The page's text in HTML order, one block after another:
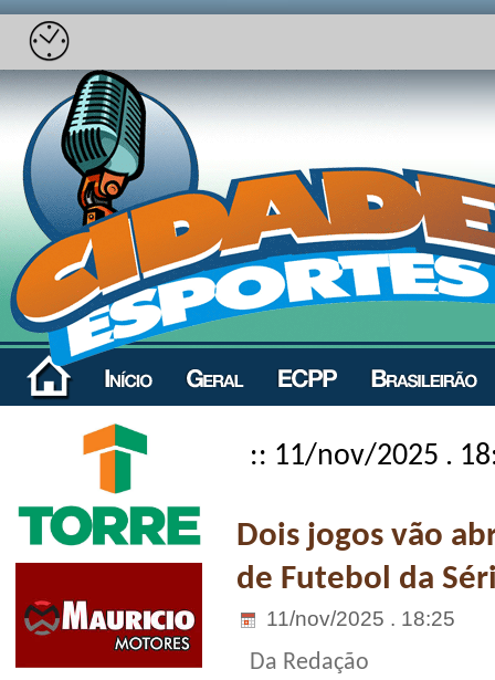
:: 11/nov/2025 .
Dois jogos vão
de Futebol da
11/nov/2025 . 18:25
Da Redação